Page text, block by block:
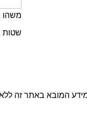
משהו
שטות
המובא באתר זה